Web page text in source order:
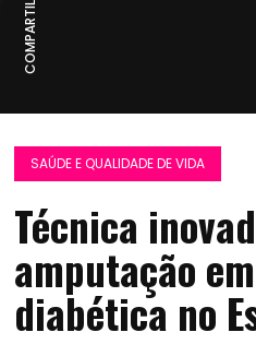
COMPARTILHE:
SAÚDE E QUALIDADE DE VIDA
Técnica
amputação
diabética no